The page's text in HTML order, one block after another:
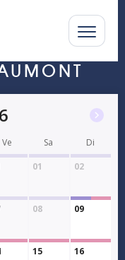
Ve Sa
Di
01 02
08 09
15 16